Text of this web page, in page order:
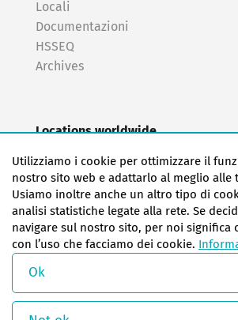
Locali
Documentazioni
HSSEQ
Archives
Locations worldwide
EAS Germany North (Frankfurt a.M.)
EAS Germany South (Stuttgart)
EAS France
EAS Italy
EAS USA
EAS China
Utilizziamo i cookie per ottimizzare il
nostro sito web e adattarlo al meglio alle
Usiamo inoltre anche un altro tipo di
analisi statistiche legate alla rete. Se
navigare sul nostro sito, per noi significa
con l’uso che facciamo dei cookie.
Ok